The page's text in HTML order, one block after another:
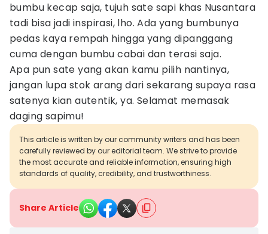
bumbu kecap saja, tujuh sate sapi khas Nusantara
tadi bisa jadi inspirasi, lho. Ada yang bumbunya
pedas kaya rempah hingga yang dipanggang
cuma dengan bumbu cabai dan terasi saja.
Apa pun sate yang akan kamu pilih nantinya,
jangan lupa stok arang dari sekarang supaya rasa
satenya kian autentik, ya. Selamat memasak
daging sapimu!
This article is written by our community writers and has been
carefully reviewed by our editorial team. We strive to provide
the most accurate and reliable information, ensuring high
standards of quality, credibility, and trustworthiness.
Share Article